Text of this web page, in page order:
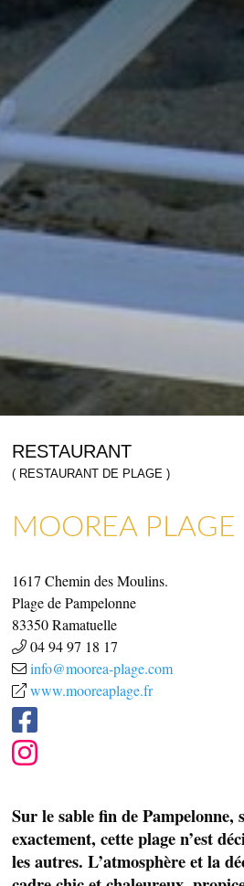
ARTISANAT & GALERIES D’ART
COMMERCES, SERVICES & ARTISANS
RESTAURANT
( RESTAURANT DE PLAGE )
MOOREA PLAGE
1617 Chemin des Moulins.
Plage de Pampelonne
83350 Ramatuelle
04 94 97 18 17
info@moorea-plage.com
www.mooreaplage.fr
Sur le sable fin de Pampelonne,
exactement, cette plage n’est
les autres. L’atmosphère et la